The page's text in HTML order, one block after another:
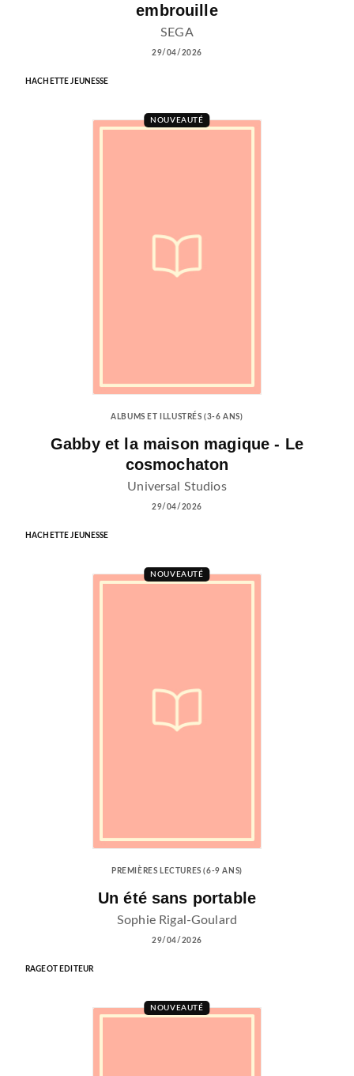
embrouille
SEGA
29/04/2026
HACHETTE JEUNESSE
NOUVEAUTÉ
ALBUMS ET ILLUSTRÉS (3-6 ANS)
Gabby et la maison magique - Le
cosmochaton
Universal Studios
29/04/2026
HACHETTE JEUNESSE
NOUVEAUTÉ
PREMIÈRES LECTURES (6-9 ANS)
Un été sans portable
Sophie Rigal-Goulard
29/04/2026
RAGEOT EDITEUR
NOUVEAUTÉ